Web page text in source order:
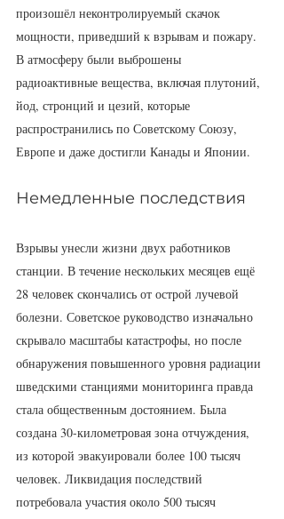
произошёл неконтролируемый скачок
мощности, приведший к взрывам и пожару.
В атмосферу были выброшены
радиоактивные вещества, включая плутоний,
йод, стронций и цезий, которые
распространились по Советскому Союзу,
Европе и даже достигли Канады и Японии.
Немедленные последствия
Взрывы унесли жизни двух работников
станции. В течение нескольких месяцев ещё
28 человек скончались от острой лучевой
болезни. Советское руководство изначально
скрывало масштабы катастрофы, но после
обнаружения повышенного уровня радиации
шведскими станциями мониторинга правда
стала общественным достоянием. Была
создана 30-километровая зона отчуждения,
из которой эвакуировали более 100 тысяч
человек. Ликвидация последствий
потребовала участия около 500 тысяч